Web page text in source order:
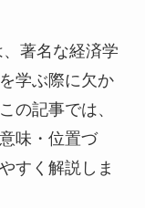
、著名な経済学
学ぶ際に欠か
の記事では、
味・位置づ
すく解説しま